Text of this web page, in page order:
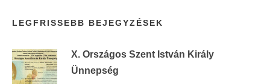
LEGFRISSEBB BEJEGYZÉSEK
X. Országos Szent István Király
Ünnepség